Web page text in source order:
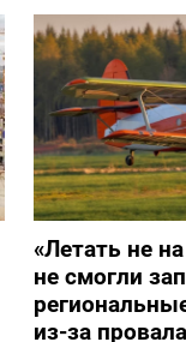
«Летать не
не смогли
из-за провала